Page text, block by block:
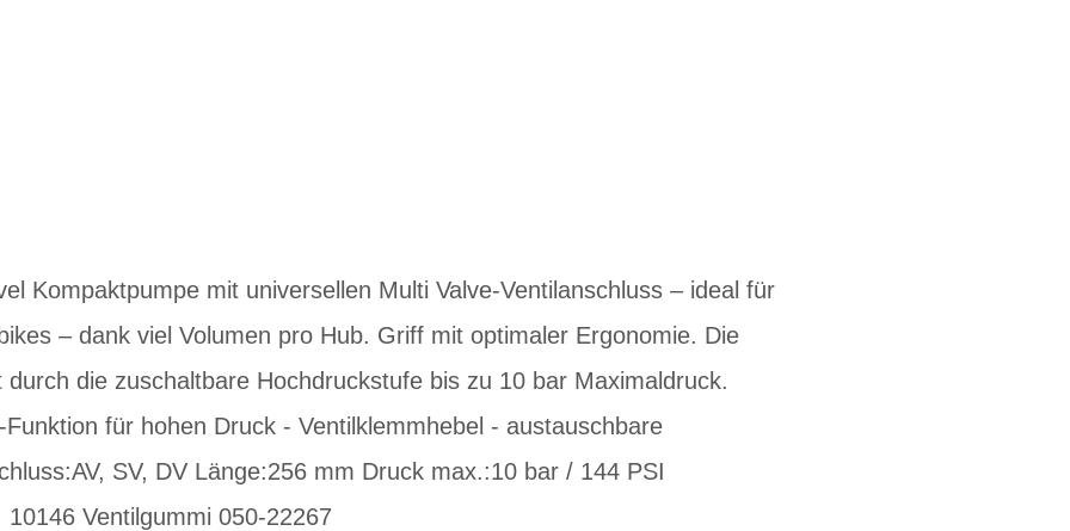
Kompaktpumpe mit universellen Multi Valve-Ventilanschluss – ideal für
– dank viel Volumen pro Hub. Griff mit optimaler Ergonomie. Die
die zuschaltbare Hochdruckstufe bis zu 10 bar Maximaldruck.
für hohen Druck - Ventilklemmhebel - austauschbare
SV, DV Länge:256 mm Druck max.:10 bar / 144 PSI
Ventilgummi 050-22267